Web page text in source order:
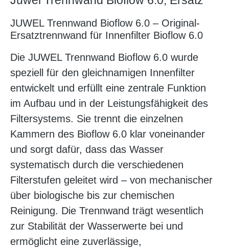
JUWEL Trennwand Bioflow 6.0 – Original-
Ersatztrennwand für Innenfilter Bioflow 6.0
Die JUWEL Trennwand Bioflow 6.0 wurde
speziell für den gleichnamigen Innenfilter
entwickelt und erfüllt eine zentrale Funktion
im Aufbau und in der Leistungsfähigkeit des
Filtersystems. Sie trennt die einzelnen
Kammern des Bioflow 6.0 klar voneinander
und sorgt dafür, dass das Wasser
systematisch durch die verschiedenen
Filterstufen geleitet wird – von mechanischer
über biologische bis zur chemischen
Reinigung. Die Trennwand trägt wesentlich
zur Stabilität der Wasserwerte bei und
ermöglicht eine zuverlässige,